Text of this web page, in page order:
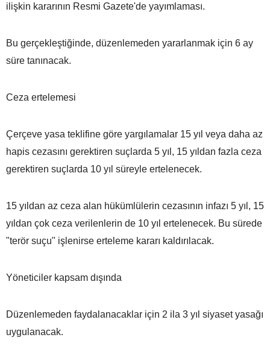
ilişkin kararının Resmi Gazete'de yayımlaması.
Bu gerçekleştiğinde, düzenlemeden yararlanmak için 6 ay
süre tanınacak.
Ceza ertelemesi
Çerçeve yasa teklifine göre yargılamalar 15 yıl veya daha az
hapis cezasını gerektiren suçlarda 5 yıl, 15 yıldan fazla ceza
gerektiren suçlarda 10 yıl süreyle ertelenecek.
15 yıldan az ceza alan hükümlülerin cezasının infazı 5 yıl, 15
yıldan çok ceza verilenlerin de 10 yıl ertelenecek. Bu sürede
"terör suçu" işlenirse erteleme kararı kaldırılacak.
Yöneticiler kapsam dışında
Düzenlemeden faydalanacaklar için 2 ila 3 yıl siyaset yasağı
uygulanacak.